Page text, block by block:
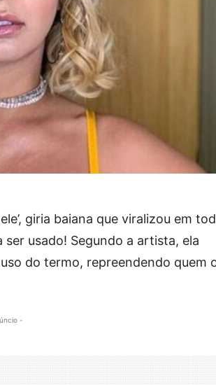
giria baiana que viralizou em
usado! Segundo a artista, ela
do termo, repreendendo quem
-